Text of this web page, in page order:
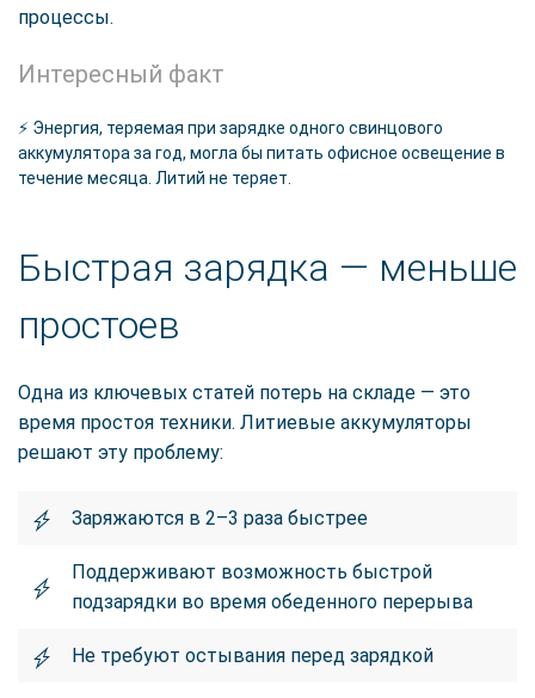
процессы.
Интересный факт
⚡ Энергия, теряемая при зарядке одного свинцового
аккумулятора за год, могла бы питать офисное освещение в
течение месяца. Литий не теряет.
Быстрая зарядка — меньше
простоев
Одна из ключевых статей потерь на складе — это
время простоя техники. Литиевые аккумуляторы
решают эту проблему:
Заряжаются в 2–3 раза быстрее
Поддерживают возможность быстрой
подзарядки во время обеденного перерыва
Не требуют остывания перед зарядкой